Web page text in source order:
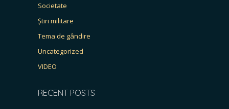
Societate
Știri militare
Tema de gândire
Uncategorized
VIDEO
RECENT POSTS